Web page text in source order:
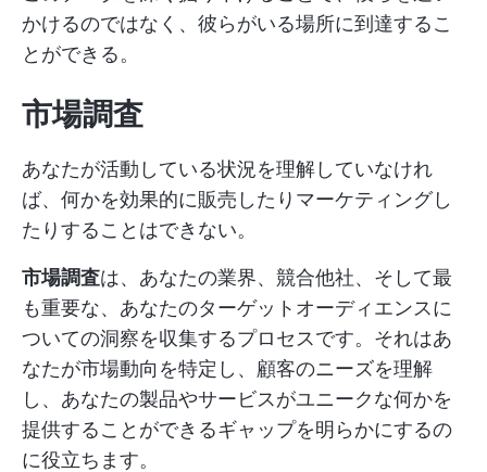
かけるのではなく、彼らがいる場所に到達するこ
とができる。
市場調査
あなたが活動している状況を理解していなけれ
ば、何かを効果的に販売したりマーケティングし
たりすることはできない。
市場調査は、あなたの業界、競合他社、そして最
も重要な、あなたのターゲットオーディエンスに
ついての洞察を収集するプロセスです。それはあ
なたが市場動向を特定し、顧客のニーズを理解
し、あなたの製品やサービスがユニークな何かを
提供することができるギャップを明らかにするの
に役立ちます。